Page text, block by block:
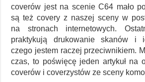
coverów jest na scenie C64 mało
są też covery z naszej sceny w
na stronach internetowych.
praktykują drukowanie skanów i
czego jestem raczej przeciwnikiem.
czas, to poświęcę jeden artykuł na
coverów i coverzystów ze sceny